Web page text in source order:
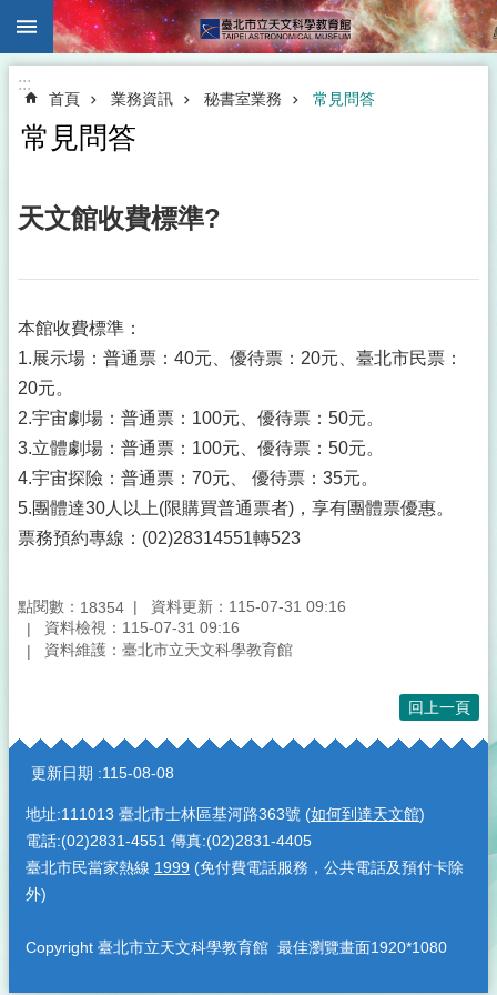
跳到主要內容區塊
:::
首頁 業務資訊 秘書室業務 常見問答
常見問答
天文館收費標準?
本館收費標準：
1.展示場：普通票：40元、優待票：20元、臺北市民票：
20元。
2.宇宙劇場：普通票：100元、優待票：50元。
3.立體劇場：普通票：100元、優待票：50元。
4.宇宙探險：普通票：70元、 優待票：35元。
5.團體達30人以上(限購買普通票者)，享有團體票優惠。
票務預約專線：(02)28314551轉523
點閱數： 18354
資料更新：115-07-31 09:16
資料檢視：115-07-31 09:16
資料維護：臺北市立天文科學教育館
回上一頁
:::
更新日期 115-08-08
地址:111013 臺北市士林區基河路363號 (如何到達天文館)
電話:(02)2831-4551 傳真:(02)2831-4405
臺北市民當家熱線 1999 (免付費電話服務，公共電話及預付卡除
外)
Copyright 臺北市立天文科學教育館 最佳瀏覽畫面1920*1080